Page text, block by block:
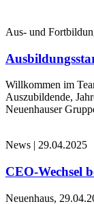
Aus- und
Willkommen im
Auszubildende,
Neuenhauser
News | 29.04.2025
CEO-Wechsel
Neuenhaus,